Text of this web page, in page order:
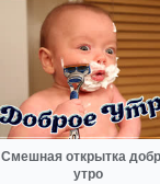
Смешная открытка
утро